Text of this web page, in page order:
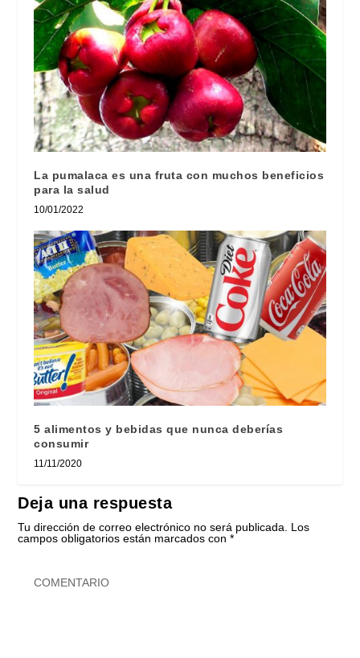
La pumalaca es una fruta con muchos beneficios
para la salud
10/01/2022
5 alimentos y bebidas que nunca deberías
consumir
11/11/2020
Deja una respuesta
Tu dirección de correo electrónico no será publicada.
Los
campos obligatorios están marcados con*